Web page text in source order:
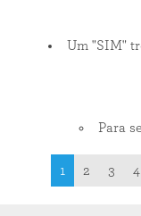
Um "SIM"
Para
1 2 3 4